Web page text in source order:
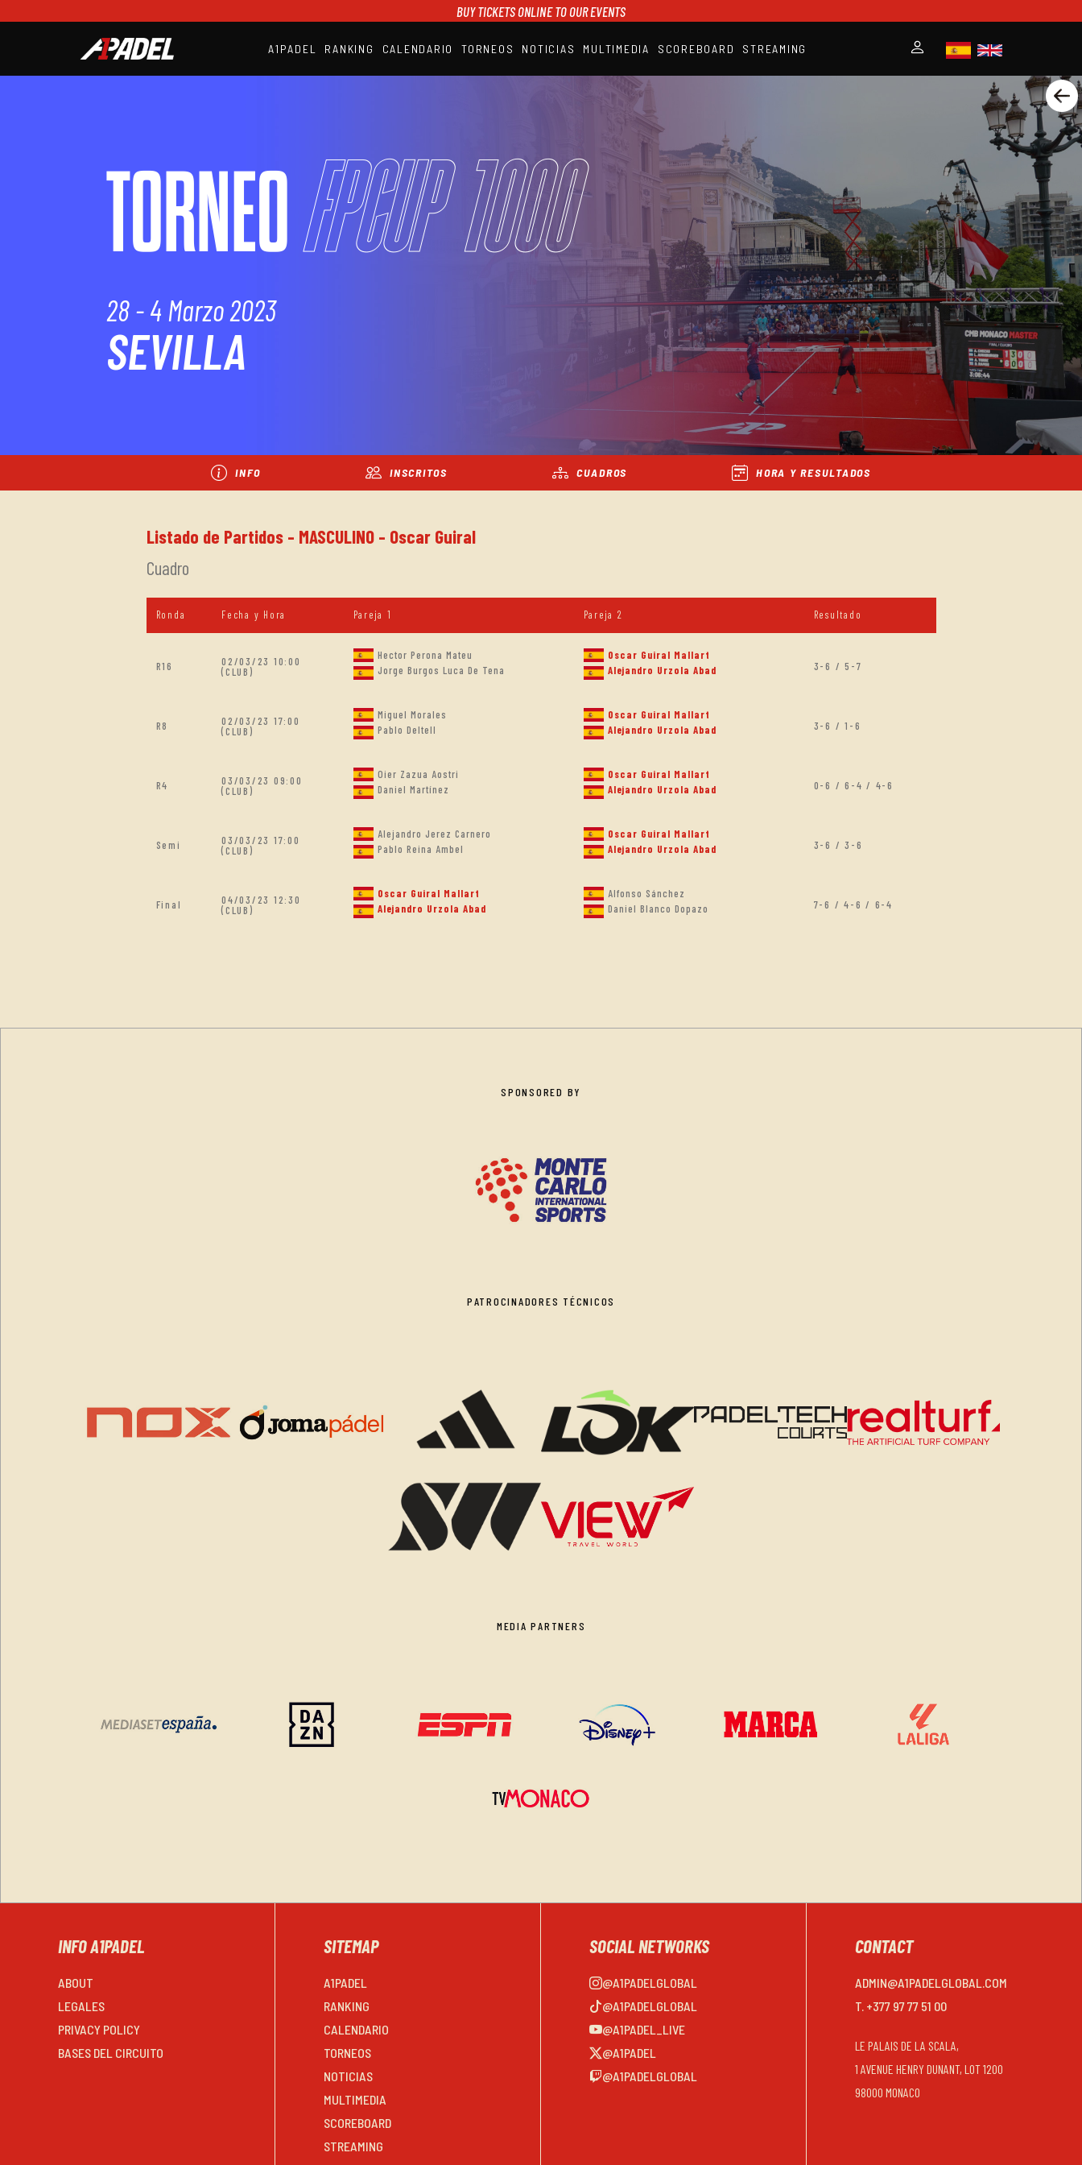
BUY TICKETS ONLINE TO OUR EVENTS
A1PADEL RANKING CALENDARIO TORNEOS NOTICIAS MULTIMEDIA SCOREBOARD STREAMING
SCOREBOARD
STREAMING
TORNEOFPCUP 1000
28 - 4 Marzo 2023
SEVILLA
INFO INSCRITOS CUADROS HORA Y RESULTADOS
Listado de Partidos - MASCULINO - Oscar Guiral
Cuadro
Ronda Fecha y Hora Pareja 1 Pareja 2 Resultado
R16
02/03/23 10:00
(CLUB)
Hector Perona Mateu
Jorge Burgos Luca De Tena
Oscar Guiral Mallart
Alejandro Urzola Abad
3-6 / 5-7
R8
02/03/23 17:00
(CLUB)
Miguel Morales
Pablo Deltell
Oscar Guiral Mallart
Alejandro Urzola Abad
3-6 / 1-6
R4
03/03/23 09:00
(CLUB)
Oier Zazua Aostri
Daniel Martínez
Oscar Guiral Mallart
Alejandro Urzola Abad
0-6 / 6-4 / 4-6
Semi
03/03/23 17:00
(CLUB)
Alejandro Jerez Carnero
Pablo Reina Ambel
Oscar Guiral Mallart
Alejandro Urzola Abad
3-6 / 3-6
Final
04/03/23 12:30
(CLUB)
Oscar Guiral Mallart
Alejandro Urzola Abad
Alfonso Sánchez
Daniel Blanco Dopazo
7-6 / 4-6 / 6-4
SPONSORED BY
PATROCINADORES TÉCNICOS
MEDIA PARTNERS
INFO A1PADEL
ABOUT
LEGALES
PRIVACY POLICY
BASES DEL CIRCUITO
SITEMAP
A1PADEL
RANKING
CALENDARIO
TORNEOS
NOTICIAS
MULTIMEDIA
SCOREBOARD
STREAMING
SOCIAL NETWORKS
@A1PADELGLOBAL
@A1PADELGLOBAL
@A1PADEL_LIVE
@A1PADEL
@A1PADELGLOBAL
CONTACT
ADMIN@A1PADELGLOBAL.COM
T. +377 97 77 51 00
LE PALAIS DE LA SCALA,
1 AVENUE HENRY DUNANT, LOT 1200
98000 MONACO